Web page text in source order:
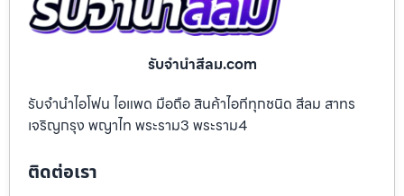
รับจํานําสีลม.com
รับจำนำไอโฟน ไอแพด มือถือ สินค้าไอทีทุกชนิด สีลม สาทร
เจริญกรุง พญาไท พระราม3 พระราม4
ติดต่อเรา